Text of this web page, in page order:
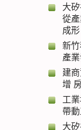
大
從
成形
新
產
建
增
工
帶
大